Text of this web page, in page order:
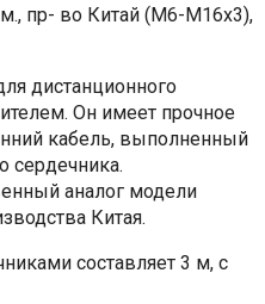
пр- во Китай (M6-M16x3),
дистанционного
Он имеет прочное
кабель, выполненный
сердечника.
аналог модели
Китая.
составляет 3 м, с